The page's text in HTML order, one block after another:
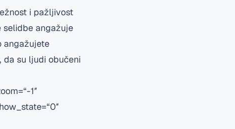
i pažljivost
angažuje
angažujete
da su ljudi obučeni
1″